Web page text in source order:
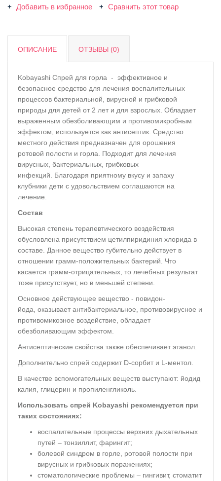
Добавить в избранное Сравнить этот товар
ОПИСАНИЕ ОТЗЫВЫ (0)
Kobayashi Спрей для горла - эффективное и
безопасное средство для лечения воспалительных
процессов бактериальной, вирусной и грибковой
природы для детей от 2 лет и для взрослых. Обладает
выраженным обезболивающим и противомикробным
эффектом, используется как антисептик. Средство
местного действия предназначен для орошения
ротовой полости и горла. Подходит для лечения
вирусных, бактериальных, грибковых
инфекций. Благодаря приятному вкусу и запаху
клубники дети с удовольствием соглашаются на
лечение.
Состав
Высокая степень терапевтического воздействия
обусловлена присутствием цетилпиридиния хлорида в
составе. Данное вещество губительно действует в
отношении грамм-положительных бактерий. Что
касается грамм-отрицательных, то лечебных результат
тоже присутствует, но в меньшей степени.
Основное действующее вещество - повидон-
йода, оказывает антибактериальное, противовирусное и
противомикозное воздействие, обладает
обезболивающим эффектом.
Антисептические свойства также обеспечивает этанол.
Дополнительно спрей содержит D-сорбит и L-ментол.
В качестве вспомогательных веществ выступают: йодид
калия, глицерин и пропиленгликоль.
Использовать спрей Kobayashi рекомендуется при
таких состояниях:
воспалительные процессы верхних дыхательных
путей – тонзиллит, фарингит;
болевой синдром в горле, ротовой полости при
вирусных и грибковых поражениях;
стоматологические проблемы – гингивит, стоматит